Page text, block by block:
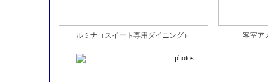
ルミナ（スイート専用ダイニング） 客室ア